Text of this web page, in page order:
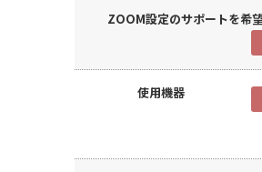
ZOOM設定のサポートを希
使用機器